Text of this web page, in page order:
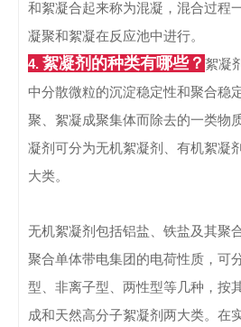
和絮凝合起来称为混凝，混合过程
凝聚和絮凝在反应池中进行。
4. 絮凝剂的种类有哪些？ 絮凝
中分散微粒的沉淀稳定性和聚合稳
聚、絮凝成聚集体而除去的一类物质
凝剂可分为无机絮凝剂、有机絮凝
大类。
无机絮凝剂包括铝盐、铁盐及其聚
聚合单体带电集团的电荷性质，可
型、非离子型、两性型等几种，按
成和天然高分子絮凝剂两大类。在